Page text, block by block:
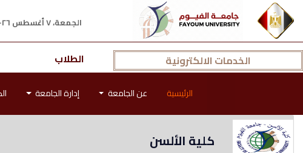
الجمعة، ٧ أغسطس ٢٠٢٦ م
الخدمات الالكترونية الطلاب
الرئيسية عن الجامعة إدارة الجامعة
كلية الألسن